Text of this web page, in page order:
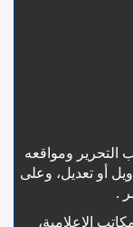
التحرير ومواقعه
أو تعديل، وعلى
.
الإعلامية،